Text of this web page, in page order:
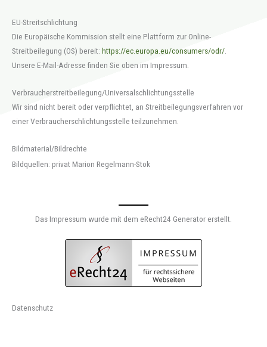
EU-Streitschlichtung
Die Europäische Kommission stellt eine Plattform zur Online-
Streitbeilegung (OS) bereit: https://ec.europa.eu/consumers/odr/
Unsere E-Mail-Adresse finden Sie oben im Impressum.
Verbraucher­streit­beilegung/Universal­schlichtungs­stelle
Wir sind nicht bereit oder verpflichtet, an Streitbeilegungsverfahren vor
einer Verbraucherschlichtungsstelle teilzunehmen.
Bildmaterial/Bildrechte
Bildquellen: privat Marion Regelmann-Stok
Das Impressum wurde mit dem eRecht24 Generator erstellt.
Datenschutz